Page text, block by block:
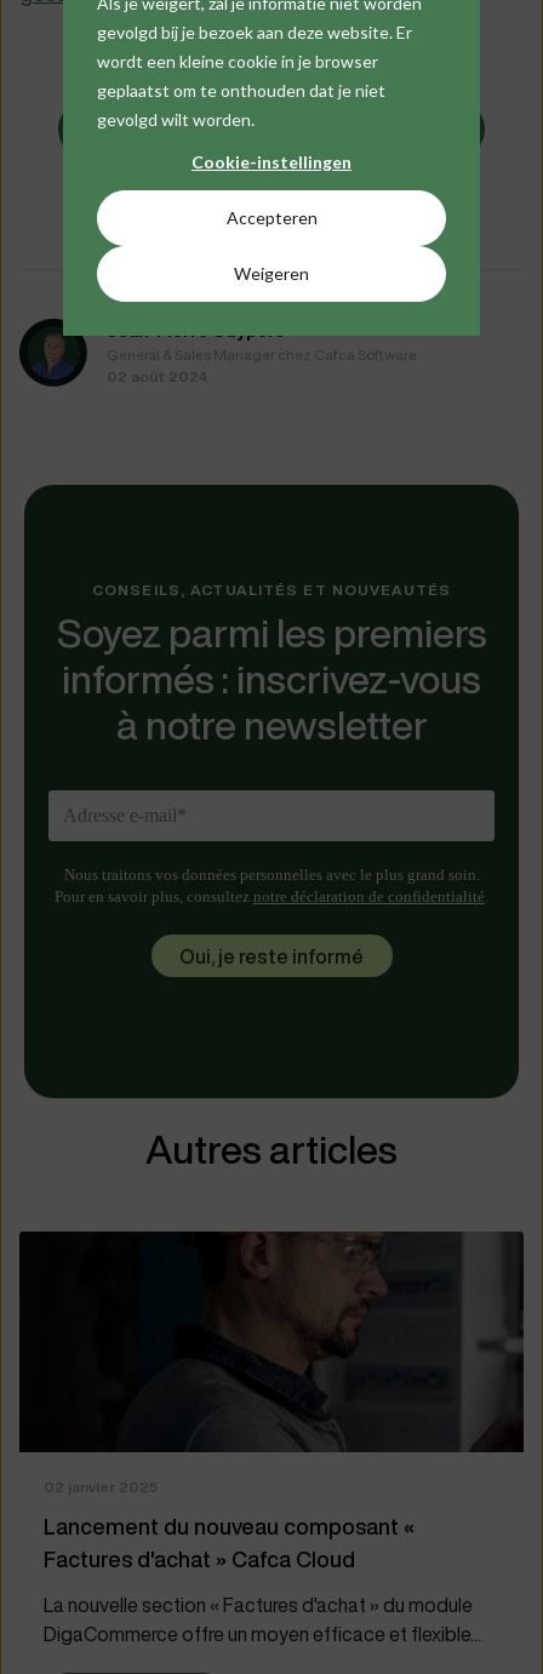
gevolgd bij je bezoek aan deze website. Er
wordt een kleine cookie in je browser
geplaatst om te onthouden dat je niet
gevolgd wilt worden.
Cookie-instellingen
Accepteren
Weigeren
Demandez une démo sans engagement!
Jean-Pierre Cuypers
General & Sales Manager chez Cafca Software
02 août 2024
CONSEILS, ACTUALITÉS ET NOUVEAUTÉS
Soyez parmi les premiers
informés : inscrivez-vous
à notre newsletter
Nous traitons vos données personnelles avec le plus grand soin.
Pour en savoir plus, consultez notre déclaration de confidentialité
Autres articles
02 janvier 2025
Lancement du nouveau composant «
Factures d'achat » Cafca Cloud
La nouvelle section « Factures d'achat » du module
DigaCommerce offre un moyen efficace et flexible...